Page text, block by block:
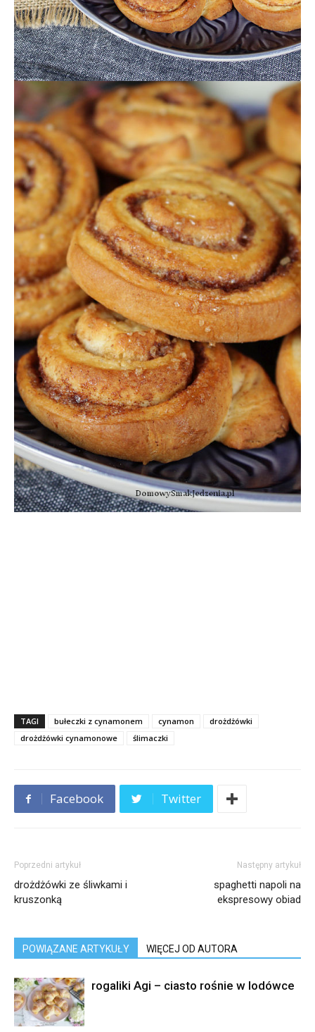
TAGI bułeczki z cynamonem cynamon
drożdżówki
drożdżówki cynamonowe
ślimaczki
Facebook Twitter
Poprzedni artykuł
drożdżówki ze śliwkami i
kruszonką
Następny artykuł
spaghetti napoli na
ekspresowy obiad
POWIĄZANE ARTYKUŁY WIĘCEJ OD AUTORA
rogaliki Agi – ciasto rośnie w lodówce